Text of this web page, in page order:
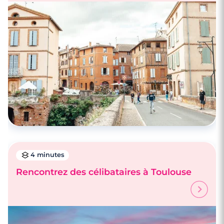
4 minutes
Rencontrez des célibataires à Toulouse